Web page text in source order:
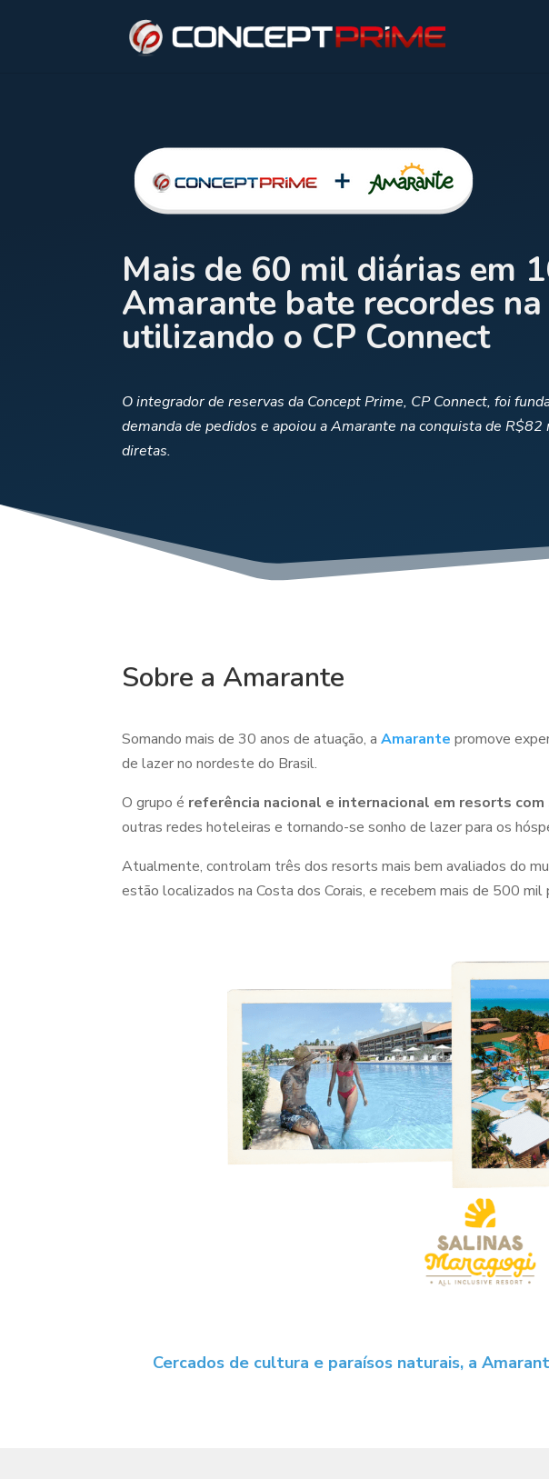
Mais de 60 mil diárias em
Amarante bate recordes
utilizando o CP Connect
O integrador de reservas da Concept Prime, CP Connect, foi
demanda de pedidos e apoiou a Amarante na conquista de
diretas.
Sobre a Amarante
Somando mais de 30 anos de atuação, a Amarante promove
de lazer no nordeste do Brasil.
O grupo é referência nacional e internacional em resorts
outras redes hoteleiras e tornando-se sonho de lazer para os
Atualmente, controlam três dos resorts mais bem avaliados do
estão localizados na Costa dos Corais, e recebem mais de 500 mil
Cercados de cultura e paraísos naturais, a